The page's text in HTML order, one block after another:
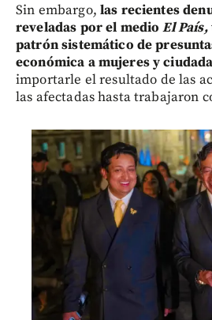
Sin embargo, las recientes
reveladas por el medioEl País,
patrón sistemático de
económica a mujeres y
importarle el resultado de las
las afectadas hasta trabajaron